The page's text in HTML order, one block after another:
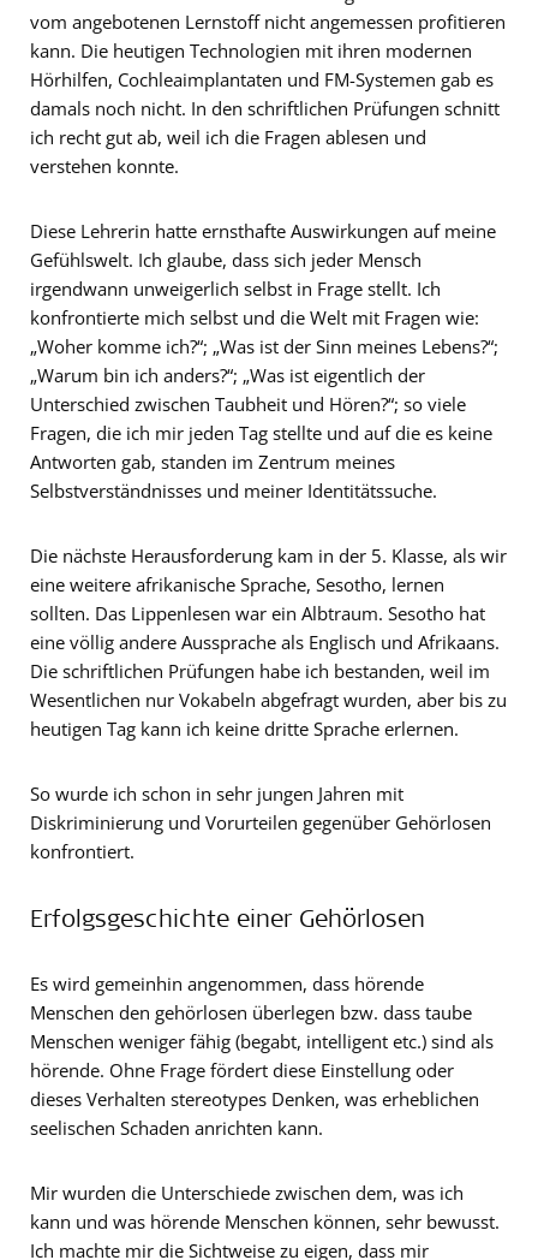
vom angebotenen Lernstoff nicht angemessen profitieren
kann. Die heutigen Technologien mit ihren modernen
Hörhilfen, Cochleaimplantaten und FM-Systemen gab es
damals noch nicht. In den schriftlichen Prüfungen schnitt
ich recht gut ab, weil ich die Fragen ablesen und
verstehen konnte.
Diese Lehrerin hatte ernsthafte Auswirkungen auf meine
Gefühlswelt. Ich glaube, dass sich jeder Mensch
irgendwann unweigerlich selbst in Frage stellt. Ich
konfrontierte mich selbst und die Welt mit Fragen wie:
„Woher komme ich?“; „Was ist der Sinn meines Lebens?“;
„Warum bin ich anders?“; „Was ist eigentlich der
Unterschied zwischen Taubheit und Hören?“; so viele
Fragen, die ich mir jeden Tag stellte und auf die es keine
Antworten gab, standen im Zentrum meines
Selbstverständnisses und meiner Identitätssuche.
Die nächste Herausforderung kam in der 5. Klasse, als wir
eine weitere afrikanische Sprache, Sesotho, lernen
sollten. Das Lippenlesen war ein Albtraum. Sesotho hat
eine völlig andere Aussprache als Englisch und Afrikaans.
Die schriftlichen Prüfungen habe ich bestanden, weil im
Wesentlichen nur Vokabeln abgefragt wurden, aber bis zu
heutigen Tag kann ich keine dritte Sprache erlernen.
So wurde ich schon in sehr jungen Jahren mit
Diskriminierung und Vorurteilen gegenüber Gehörlosen
konfrontiert.
Erfolgsgeschichte einer Gehörlosen
Es wird gemeinhin angenommen, dass hörende
Menschen den gehörlosen überlegen bzw. dass taube
Menschen weniger fähig (begabt, intelligent etc.) sind als
hörende. Ohne Frage fördert diese Einstellung oder
dieses Verhalten stereotypes Denken, was erheblichen
seelischen Schaden anrichten kann.
Mir wurden die Unterschiede zwischen dem, was ich
kann und was hörende Menschen können, sehr bewusst.
Ich machte mir die Sichtweise zu eigen, dass mir